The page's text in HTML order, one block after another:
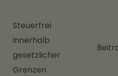
Steuerfrei
innerhalb
gesetzlicher
Grenzen